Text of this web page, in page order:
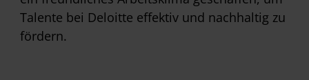
Talente bei Deloitte effektiv und nachhaltig zu
fördern.